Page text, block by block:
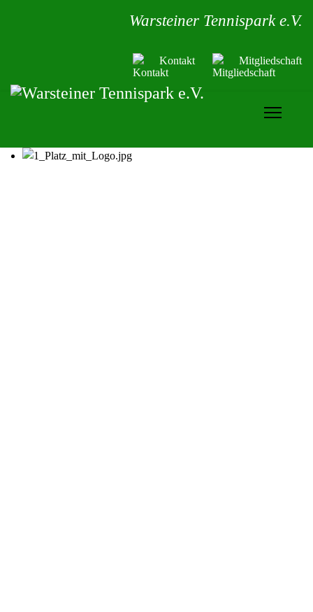
Warsteiner Tennispark e.V.
Kontakt Mitgliedschaft